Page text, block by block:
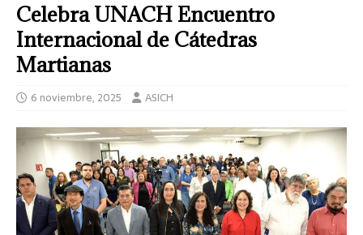
Celebra UNACH Encuentro
Internacional de Cátedras
Martianas
6 noviembre, 2025 ASICH